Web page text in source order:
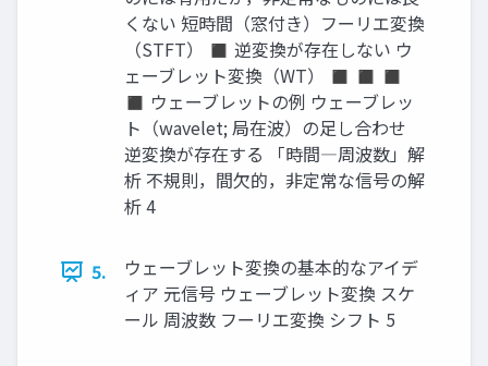
くない 短時間（窓付き）フーリエ変換
（STFT） ◼ 逆変換が存在しない ウ
ェーブレット変換（WT） ◼ ◼ ◼
◼ ウェーブレットの例 ウェーブレッ
ト（wavelet; 局在波）の足し合わせ
逆変換が存在する 「時間―周波数」解
析 不規則，間欠的，非定常な信号の解
析 4
5.
ウェーブレット変換の基本的なアイデ
ィア 元信号 ウェーブレット変換 スケ
ール 周波数 フーリエ変換 シフト 5